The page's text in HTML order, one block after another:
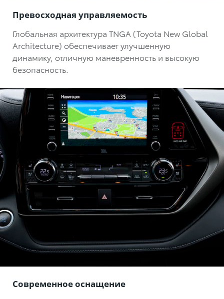
Превосходная управляемость
Глобальная архитектура TNGA (Toyota New Global
Architecture) обеспечивает улучшенную
динамику, отличную маневренность и высокую
безопасность.
Современное оснащение